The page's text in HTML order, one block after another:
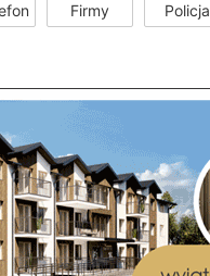
Firmy Policja